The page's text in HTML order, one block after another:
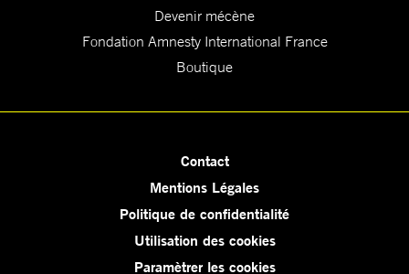
Devenir mécène
Fondation Amnesty International France
Boutique
Contact
Mentions Légales
Politique de confidentialité
Utilisation des cookies
Paramètrer les cookies